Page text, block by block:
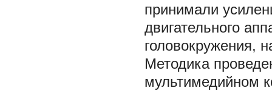
принимали
двигательного
головокружения,
Методика
мультимедийном